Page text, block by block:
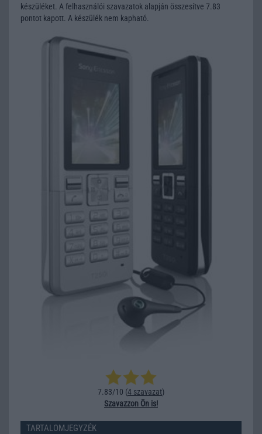
készüléket. A felhasználói szavazatok alapján összesítve 7.83
pontot kapott. A készülék nem kapható.
7.83/10 (4 szavazat)
Szavazzon Ön is!
TARTALOMJEGYZÉK